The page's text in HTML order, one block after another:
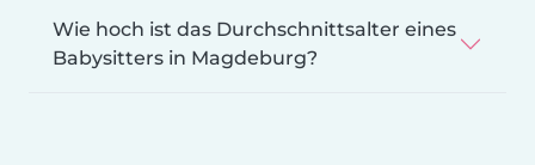
Wie hoch ist das Durchschnittsalter eines
Babysitters in Magdeburg?